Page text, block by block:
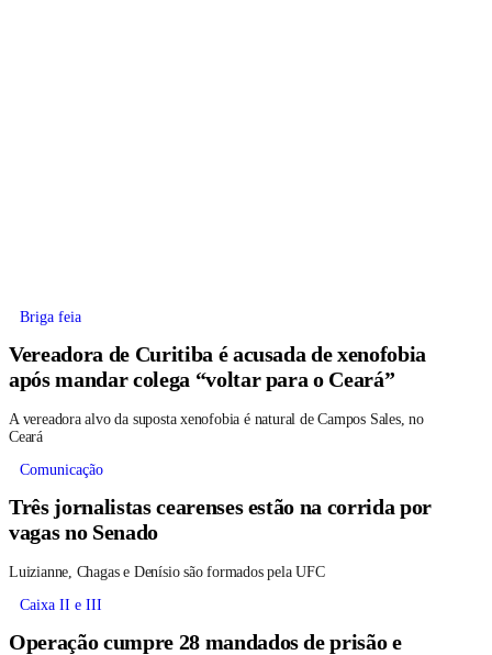
Briga feia
Vereadora de Curitiba é acusada de xenofobia
após mandar colega “voltar para o Ceará”
A vereadora alvo da suposta xenofobia é natural de Campos Sales, no
Ceará
Comunicação
Três jornalistas cearenses estão na corrida por
vagas no Senado
Luizianne, Chagas e Denísio são formados pela UFC
Caixa II e III
Operação cumpre 28 mandados de prisão e